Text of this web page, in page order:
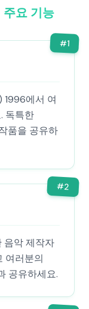
요 기능
#1
1996에서 여
독특한
품을 공유하
#2
음악 제작자
여러분의
공유하세요.